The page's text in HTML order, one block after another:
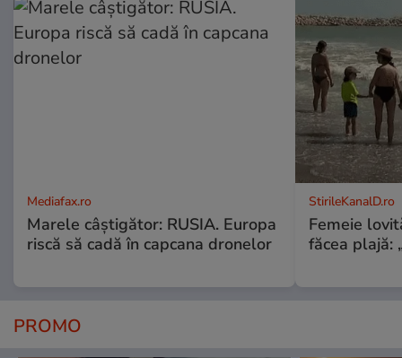
Mediafax.ro
Marele câștigător: RUSIA. Europa
riscă să cadă în capcana dronelor
StirileKanalD.ro
Femeie
făcea plajă:
PROMO